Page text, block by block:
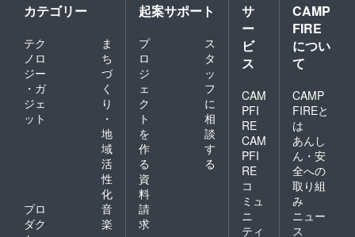
カテゴリー
テク
ノロ
ジー
・ガ
ジェ
ット
ま
ち
づ
く
り
・
地
域
活
性
化
プロ
ダク
音
楽
起案サポート
プ
ロ
ジ
ェ
ク
ト
を
作
る
ス
タ
ッ
フ
に
相
談
す
る
資
料
請
求
サ
ー
ビ
ス
CAM
PFI
RE
CAM
PFI
RE
コ
ミュ
ニ
ティ
CAMP
FIRE
につい
て
CAMP
FIREと
は
あんし
ん・安
全への
取り組
み
ニュー
ス